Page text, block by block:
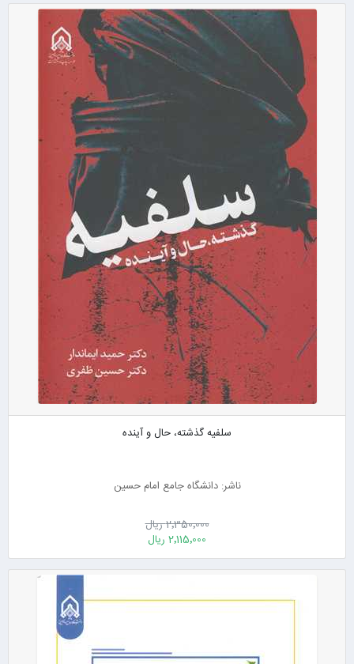
سلفیه گذشته، حال و آینده
ناشر: دانشگاه جامع امام حسین
2٬350٬000 ریال
2٬115٬000 ریال